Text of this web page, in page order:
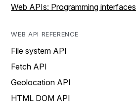
Web APIs: Programming interfaces
WEB API REFERENCE
File system API
Fetch API
Geolocation API
HTML DOM API